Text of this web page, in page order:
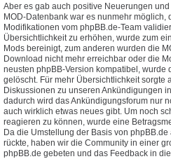
Aber es gab auch positive Neuerungen
MOD-Datenbank war es nunmehr möglich,
Modifikationen vom phpBB.de-Team
Übersichtlichkeit zu erhöhen, wurde zum
Mods bereinigt, zum anderen wurden die
Download nicht mehr erreichbar oder die
neusten phpBB-Version kompatibel, wurde
gelöscht. Für mehr Übersichtlichkeit sorgte
Diskussionen zu unseren Ankündigungen
dadurch wird das Ankündigungsforum nur
auch wirklich etwas neues gibt. Um noch
reagieren zu können, wurde eine
Da die Umstellung der Basis von
rückte, haben wir die Community in einer
phpBB.de gebeten und das Feedback in